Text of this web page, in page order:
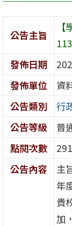
公告主旨
發佈日期
發佈單位
資
公告類別
行
公告等級
普
點閱次數
291
公告內容
主
年
貴
加